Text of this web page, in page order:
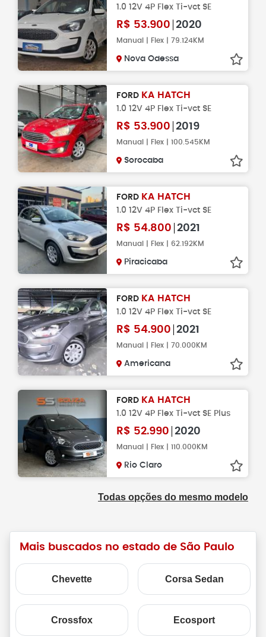
1.0 12V 4P Flex Ti-vct SE
R$ 53.900 2020
Manual | Flex | 79.124KM
Nova Odessa
FORD KA HATCH
1.0 12V 4P Flex Ti-vct SE
R$ 53.900 2019
Manual | Flex | 100.545KM
Sorocaba
FORD KA HATCH
1.0 12V 4P Flex Ti-vct SE
R$ 54.800 2021
Manual | Flex | 62.192KM
Piracicaba
FORD KA HATCH
1.0 12V 4P Flex Ti-vct SE
R$ 54.900 2021
Manual | Flex | 70.000KM
Americana
FORD KA HATCH
1.0 12V 4P Flex Ti-vct SE Plus
R$ 52.990 2020
Manual | Flex | 110.000KM
Rio Claro
Todas opções do mesmo modelo
Mais buscados no estado de São Paulo
Chevette Corsa Sedan
Crossfox Ecosport